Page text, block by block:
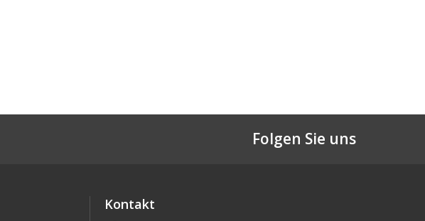
Folgen Sie uns
Kontakt